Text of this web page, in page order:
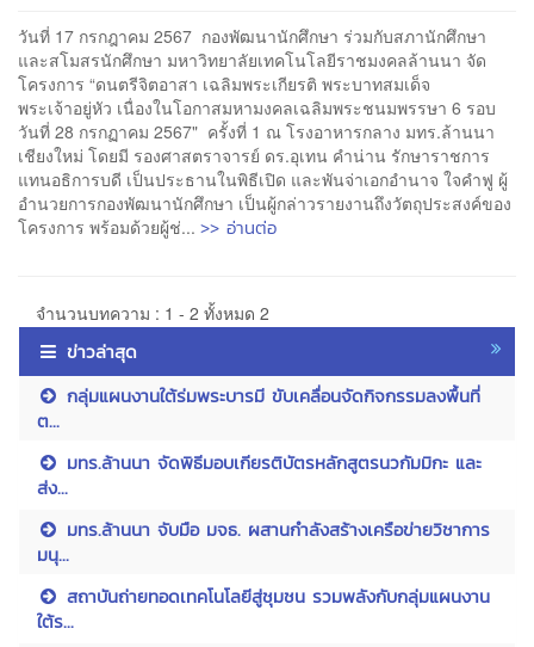
วันที่ 17 กรกฎาคม 2567 กองพัฒนานักศึกษา ร่วมกับสภานักศึกษา
และสโมสรนักศึกษา มหาวิทยาลัยเทคโนโลยีราชมงคลล้านนา จัด
โครงการ “ดนตรีจิตอาสา เฉลิมพระเกียรติ พระบาทสมเด็จ
พระเจ้าอยู่หัว เนื่องในโอกาสมหามงคลเฉลิมพระชนมพรรษา 6 รอบ
วันที่ 28 กรกฏาคม 2567" ครั้งที่ 1 ณ โรงอาหารกลาง มทร.ล้านนา
เชียงใหม่ โดยมี รองศาสตราจารย์ ดร.อุเทน คำน่าน รักษาราชการ
แทนอธิการบดี เป็นประธานในพิธีเปิด และพันจ่าเอกอำนาจ ใจคำฟู ผู้
อำนวยการกองพัฒนานักศึกษา เป็นผู้กล่าวรายงานถึงวัตถุประสงค์ของ
โครงการ พร้อมด้วยผู้ช่... >> อ่านต่อ
จำนวนบทความ : 1 - 2 ทั้งหมด 2
ข่าวล่าสุด
กลุ่มแผนงานใต้ร่มพระบารมี ขับเคลื่อนจัดกิจกรรมลงพื้นที่
ต...
มทร.ล้านนา จัดพิธีมอบเกียรติบัตรหลักสูตรนวกัมมิกะ และ
ส่ง...
มทร.ล้านนา จับมือ มจธ. ผสานกำลังสร้างเครือข่ายวิชาการ
มนุ...
สถาบันถ่ายทอดเทคโนโลยีสู่ชุมชน รวมพลังกับกลุ่มแผนงาน
ใต้ร...